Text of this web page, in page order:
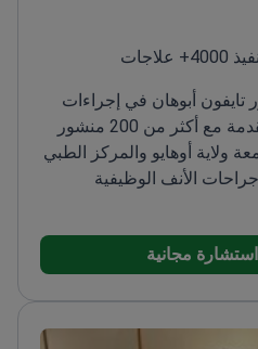
تايفون أبوهان في إجراءات
الأنف والأذن والحنجرة المتقدمة مع أكثر من 200 منشور
ولاية أوهايو والمركز الطبي
الأنف الوظيفية
ورأب الحاجز
والجيوب الأنفية والأذن
الشخير وانقطاع التنفس
أوزيل أ بلس
مجانية